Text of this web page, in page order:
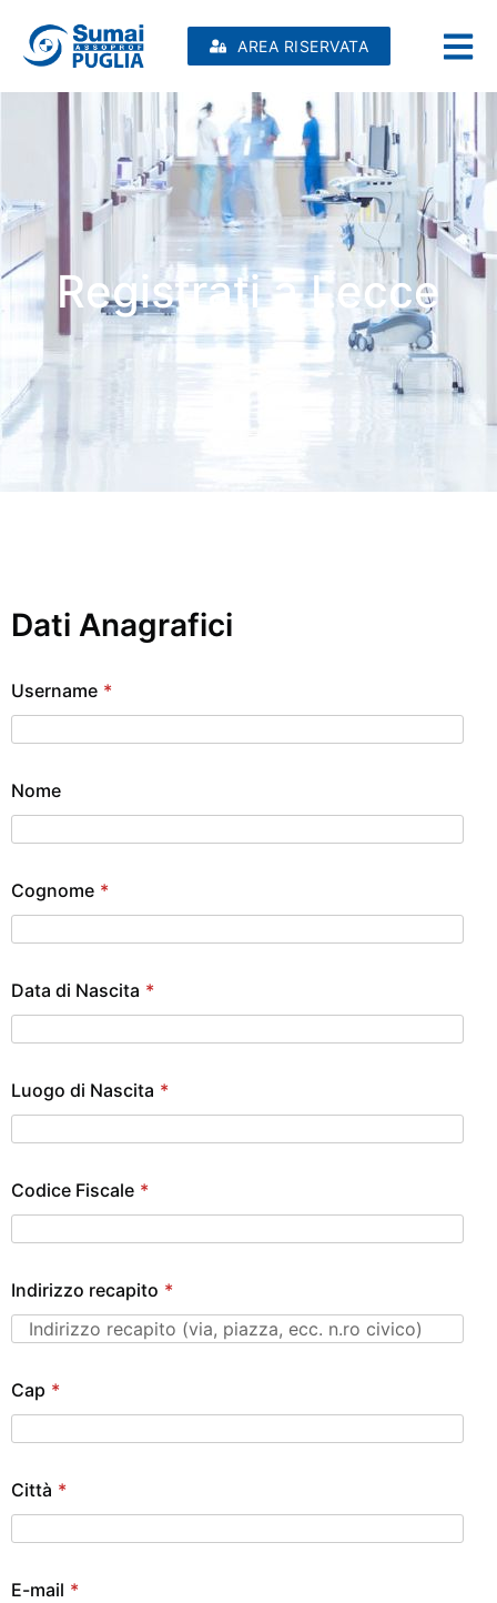
AREA RISERVATA
Registrati a Lecce
Dati Anagrafici
Username *
Nome
Cognome *
Data di Nascita *
Luogo di Nascita *
Codice Fiscale *
Indirizzo recapito *
Cap *
Città *
E-mail *